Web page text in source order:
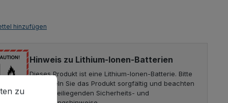
hinzufügen
Hinweis zu Lithium-Ionen-Batterien
Dieses Produkt ist eine Lithium-Ionen-Batterie. Bitte
behandeln Sie das Produkt sorgfältig und beachten
Sie die beiliegenden Sicherheits- und
zu können.
Mehr Informationen ...
zu